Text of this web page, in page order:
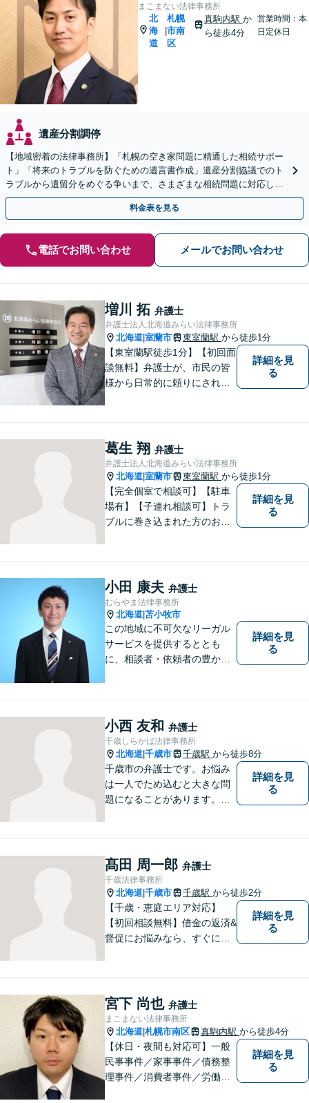
まこまない法律事務所
北
海
道
札幌
市南
区
真駒内駅 か
ら徒歩4分
営業時間：本
日定休日
遺産分割調停
【地域密着の法律事務所】「札幌の空き家問題に精通した相続サポー
ト」「将来のトラブルを防ぐための遺言書作成」遺産分割協議でのト
ラブルから遺留分をめぐる争いまで、さまざまな相続問題に対応して
います「アクセス良好・WEB面談対応で安心の相談」
料金表を見る
電話でお問い合わせ メールでお問い合わせ
増川 拓 弁護士
弁護士法人北海道みらい法律事務所
北海道 室蘭市 東室蘭駅 から徒歩1分
【東室蘭駅徒歩1分】【初回面
談無料】弁護士が、市民の皆
様から日常的に頼りにされる
い未来へと導きます。お気軽
にご相談ください。【駐車場
あり】
詳細を見
る
葛生 翔 弁護士
弁護士法人北海道みらい法律事務所
北海道 室蘭市 東室蘭駅 から徒歩1分
【完全個室で相談可】【駐車
場有】【子連れ相談可】トラ
ブルに巻き込まれた方のお力
になれればと思っております
ので、どうぞお気軽にご相談
ください。
詳細を見
る
小田 康夫 弁護士
むらやま法律事務所
北海道 苫小牧市
この地域に不可欠なリーガル
サービスを提供するととも
に、相談者・依頼者の豊かな
士小田康夫）
詳細を見
る
小西 友和 弁護士
千歳しらかば法律事務所
北海道 千歳市 千歳駅 から徒歩8分
千歳市の弁護士です。お悩み
は一人でため込むと大きな問
題になることがあります。ぜ
詳細を見
る
髙田 周一郎 弁護士
千歳法律事務所
北海道 千歳市 千歳駅 から徒歩2分
【千歳・恵庭エリア対応】
【初回相談無料】借金の返済&
督促にお悩みなら、すぐにご
産の解決実績多数！【千歳駅
徒歩２分】【分割払い可】
詳細を見
る
宮下 尚也 弁護士
まこまない法律事務所
北海道 札幌市南区 真駒内駅 から徒歩4分
【休日・夜間も対応可】一般
民事事件／家事事件／債務整
理事件／消費者事件／労働事
詳細を見
る